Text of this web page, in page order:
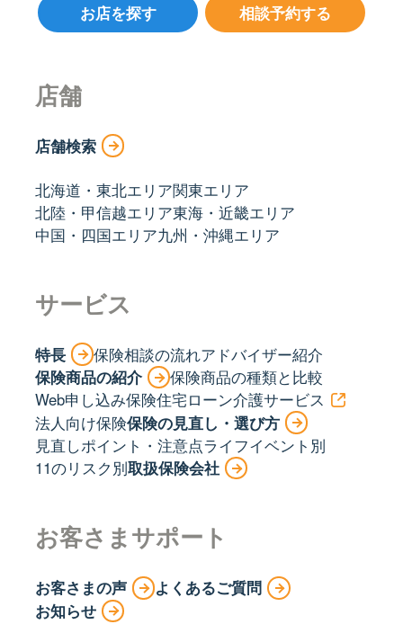
相談予約する
お店を探す
店舗
店舗検索
北海道・東北エリア関東エリア
北陸・甲信越エリア東海・近畿エリア
中国・四国エリア九州・沖縄エリア
サービス
特長 保険相談の流れアドバイザー紹介
保険商品の紹介
保険商品の種類と比較
Web申し込み保険住宅ローン介護サービス
法人向け保険保険の見直し・選び方
見直しポイント・注意点ライフイベント別
11のリスク別取扱保険会社
お客さまサポート
お客さまの声
よくあるご質問
お知らせ